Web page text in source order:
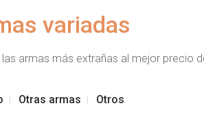
variadas
armas más extrañas al mejor precio
Otras armas Otros